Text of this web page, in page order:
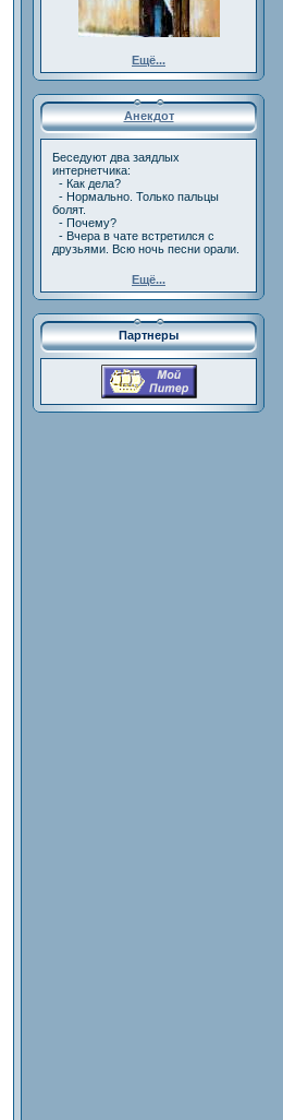
Ещё...
Анекдот
Беседуют два заядлых
интернетчика:
- Как дела?
- Нормально. Только пальцы
болят.
- Почему?
- Вчера в чате встретился с
друзьями. Всю ночь песни орали.
Ещё...
Партнеры